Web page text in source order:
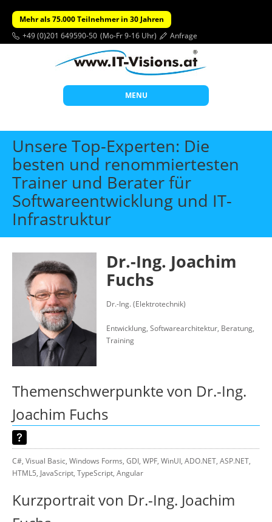
Mehr als 75.000 Teilnehmer in 30 Jahren
+49 (0)201 649590-50 (Mo-Fr 9-16 Uhr) Anfrage
MENU
Start
Themen
Beratung
Individuelle Schulungen
Offene Seminare
Suche
Unsere Top-Experten: Die
besten und renommiertesten
Trainer und Berater für
Softwareentwicklung und IT-
Infrastruktur
Dr.-Ing. Joachim
Fuchs
Dr.-Ing. (Elektrotechnik)
Entwicklung, Softwarearchitektur, Beratung,
Training
Themenschwerpunkte von Dr.-Ing.
Joachim Fuchs
C#, Visual Basic, Windows Forms, GDI, WPF, WinUI, ADO.NET, ASP.NET,
HTML5, JavaScript, TypeScript, Angular
Kurzportrait von Dr.-Ing. Joachim